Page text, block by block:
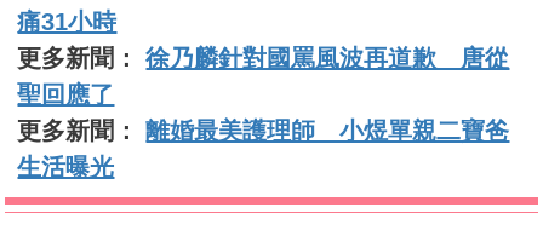
痛31小時
更多新聞：徐乃麟針對國罵風波再道歉 唐從
聖回應了
更多新聞：離婚最美護理師 小煜單親二寶爸
生活曝光